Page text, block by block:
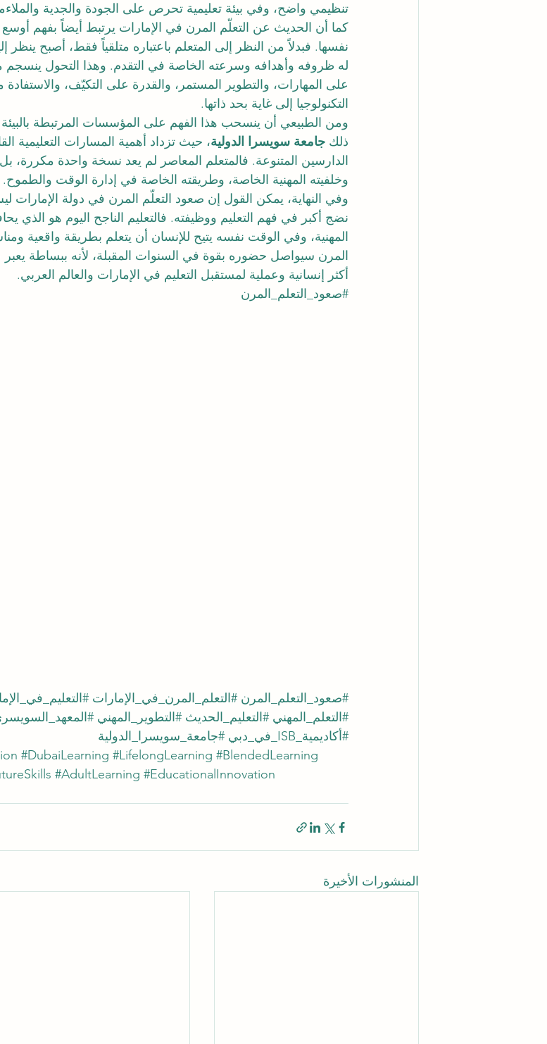
تنظيمي واضح، وفي بيئة تعليمية تحرص على الجودة والجدية
كما أن الحديث عن التعلّم المرن في الإمارات يرتبط أيضاً بفهم
نفسها. فبدلاً من النظر إلى المتعلم باعتباره متلقياً فقط، أصبح ينظر
له ظروفه وأهدافه وسرعته الخاصة في التقدم. وهذا التحول ينسجم
على المهارات، والتطوير المستمر، والقدرة على التكيّف،
التكنولوجيا إلى غاية بحد ذاتها.
ومن الطبيعي أن ينسحب هذا الفهم على المؤسسات المرتبطة بالبيئة
ذلك جامعة سويسرا الدولية، حيث تزداد أهمية المسارات التعليمية
الدارسين المتنوعة. فالمتعلم المعاصر لم يعد نسخة واحدة مكررة،
وخلفيته المهنية الخاصة، وطريقته الخاصة في إدارة الوقت والطموح.
وفي النهاية، يمكن القول إن صعود التعلّم المرن في دولة الإمارات
نضج أكبر في فهم التعليم ووظيفته. فالتعليم الناجح اليوم هو الذي
المهنية، وفي الوقت نفسه يتيح للإنسان أن يتعلم بطريقة واقعية
المرن سيواصل حضوره بقوة في السنوات المقبلة، لأنه ببساطة
أكثر إنسانية وعملية لمستقبل التعليم في الإمارات والعالم العربي.
#صعود_التعلم_المرن
#صعود_التعلم_المرن #التعلم_المرن_في_الإمارات
#التعلم_المهني #التعليم_الحديث #التطوير_المهني
#أكاديمية_ISB_في_دبي
#جامعة_سويسرا_الدولية
#DubaiLearning #LifelongLearning #BlendedLearning
#AdultLearning #EducationalInnovation
المنشورات الأخيرة